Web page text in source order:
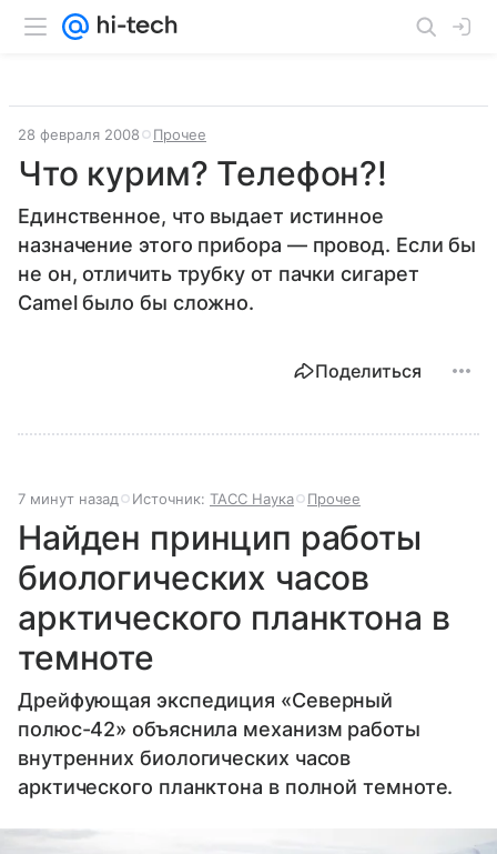
28 февраля 2008 Прочее
Что курим? Телефон?!
Единственное, что выдает истинное
назначение этого прибора — провод. Если бы
не он, отличить трубку от пачки сигарет
Camel было бы сложно.
Поделиться
7 минут назад Источник: ТАСС Наука Прочее
Найден принцип работы
биологических часов
арктического планктона в
темноте
Дрейфующая экспедиция «Северный
полюс-42» объяснила механизм работы
внутренних биологических часов
арктического планктона в полной темноте.